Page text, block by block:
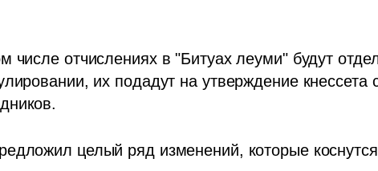
числе отчислениях в "Битуах леуми" будут
их подадут на утверждение кнессета
целый ряд изменений, которые коснутся